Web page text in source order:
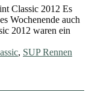
Classic 2012 Es
Wochenende auch
2012 waren ein
, SUP Rennen